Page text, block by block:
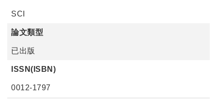
SCI
論文類型
已出版
ISSN(ISBN)
0012-1797